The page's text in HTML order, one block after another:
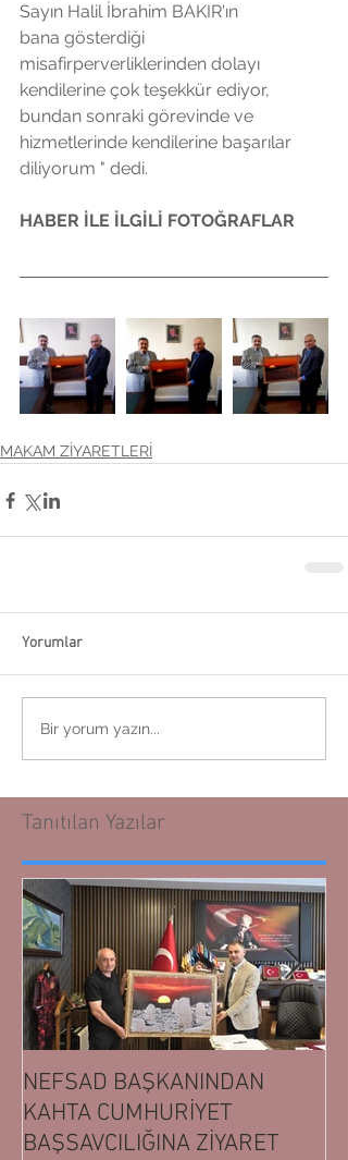
Sayın Halil İbrahim BAKIR'ın
bana gösterdiği
misafirperverliklerinden dolayı
kendilerine çok teşekkür ediyor,
bundan sonraki görevinde ve
hizmetlerinde kendilerine başarılar
diliyorum " dedi.
HABER İLE İLGİLİ FOTOĞRAFLAR
MAKAM ZİYARETLERİ
Yorumlar
Bir yorum yazın...
Tanıtılan Yazılar
NEFSAD BAŞKANINDAN
KAHTA CUMHURİYET
BAŞSAVCILIĞINA ZİYARET